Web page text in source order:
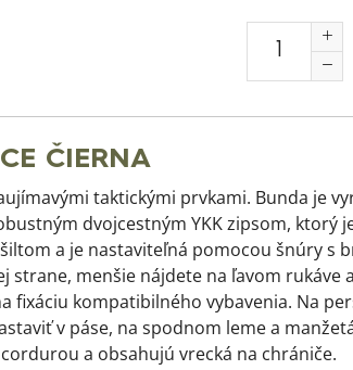
ČIERNA
taktickými prvkami. Bunda je
dvojcestným YKK zipsom, ktorý
a je nastaviteľná pomocou šnúry s
strane, menšie nájdete na ľavom
fixáciu kompatibilného vybavenia. Na
v páse, na spodnom leme a
a obsahujú vrecká na chrániče.